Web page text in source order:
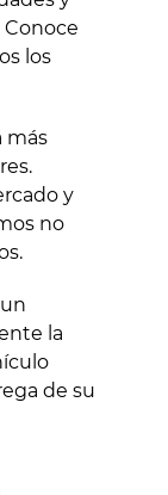
Conoce
los
más
y
no
la
de su